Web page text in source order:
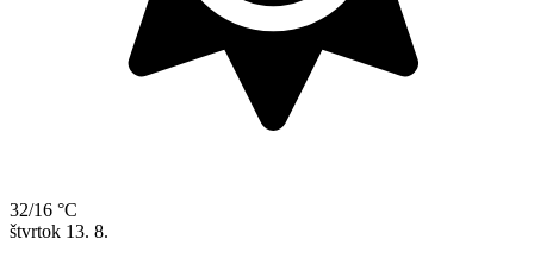
32/16 °C
štvrtok 13. 8.